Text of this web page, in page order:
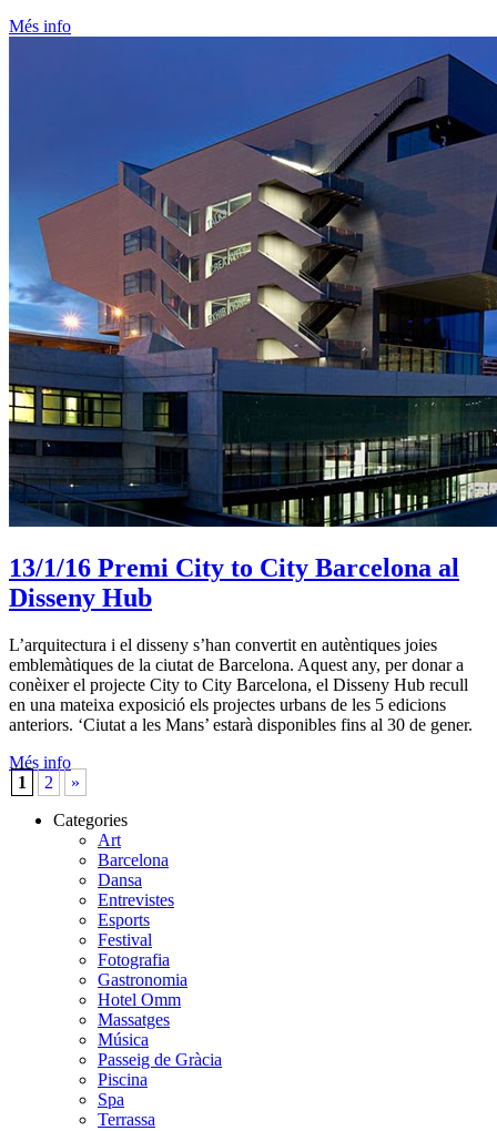
Més info
13/1/16 Premi City to City Barcelona al
Disseny Hub
L’arquitectura i el disseny s’han convertit en autèntiques joies
emblemàtiques de la ciutat de Barcelona. Aquest any, per donar a
conèixer el projecte City to City Barcelona, el Disseny Hub recull
en una mateixa exposició els projectes urbans de les 5 edicions
anteriors. ‘Ciutat a les Mans’ estarà disponibles fins al 30 de gener.
Més info
1
2
»
Categories
Art
Barcelona
Dansa
Entrevistes
Esports
Festival
Fotografia
Gastronomia
Hotel Omm
Massatges
Música
Passeig de Gràcia
Piscina
Spa
Terrassa